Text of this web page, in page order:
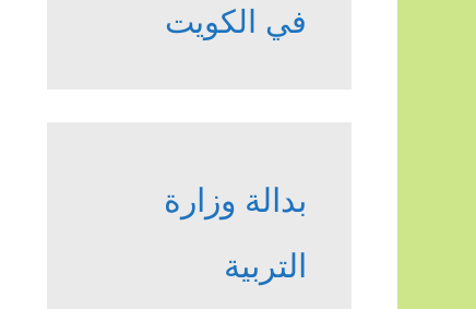
في الكويت
بدالة وزارة
التربية